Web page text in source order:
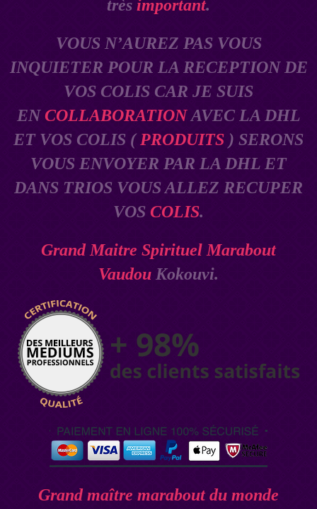
très important.
VOUS N’AUREZ PAS VOUS
INQUIETER POUR LA RECEPTION DE
VOS COLIS CAR JE SUIS
ENCOLLABORATIONAVEC LA DHL
ET VOS COLIS (PRODUITS ) SERONS
VOUS ENVOYER PAR LA DHL ET
DANS TRIOS VOUS ALLEZ RECUPER
VOS COLIS.
Grand Maitre Spirituel Marabout
Vaudou Kokouvi.
Grand maître marabout du monde